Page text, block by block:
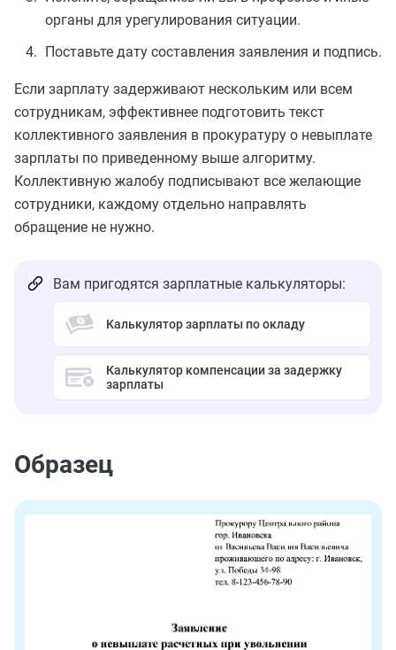
органы для урегулирования ситуации.
Поставьте дату составления заявления и подпись.
Если зарплату задерживают нескольким или всем
сотрудникам, эффективнее подготовить текст
коллективного заявления в прокуратуру о невыплате
зарплаты по приведенному выше алгоритму.
Коллективную жалобу подписывают все желающие
сотрудники, каждому отдельно направлять
обращение не нужно.
Вам пригодятся зарплатные калькуляторы:
Калькулятор зарплаты по окладу
Калькулятор компенсации за задержку
зарплаты
Образец